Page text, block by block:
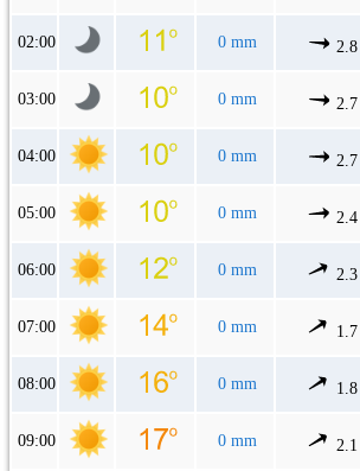
02:00 0 mm
03:00 0 mm
04:00 0 mm
05:00 0 mm
06:00 0 mm
07:00 0 mm
08:00 0 mm
09:00 0 mm